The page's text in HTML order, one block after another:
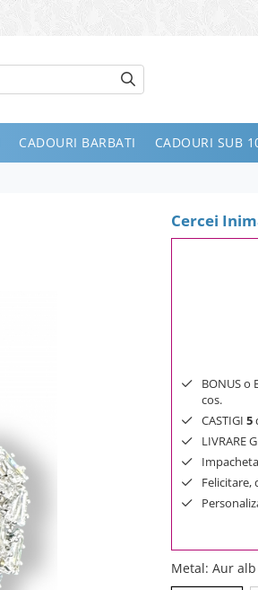
CADOURI BARBATI CADOURI SUB
Cercei
BONUS o
cos.
CASTIGI 5
LIVRARE
Felicitare,
Metal: Aur alb